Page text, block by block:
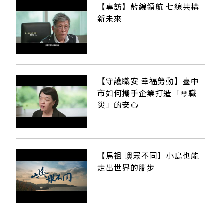
【專訪】藍線領航 七線共構
新未來
【守護職安 幸福勞動】臺中
市如何攜手企業打造「零職
災」的安心
【馬祖 嶼眾不同】小島也能
走出世界的腳步